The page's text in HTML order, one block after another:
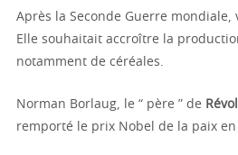
Après la Seconde Guerre mondiale,
Elle souhaitait accroître la
notamment de céréales.
Norman Borlaug, le “ père ” de
remporté le prix Nobel de la paix en